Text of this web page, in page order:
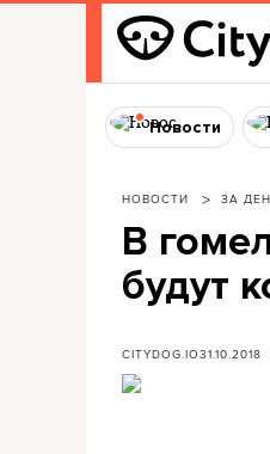
Новости
НОВОСТИ ЗА
В
будут
CITYDOG.IO31.10.2018